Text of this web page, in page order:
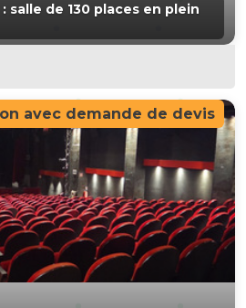
: salle de 130 places en plein
avec demande de devis